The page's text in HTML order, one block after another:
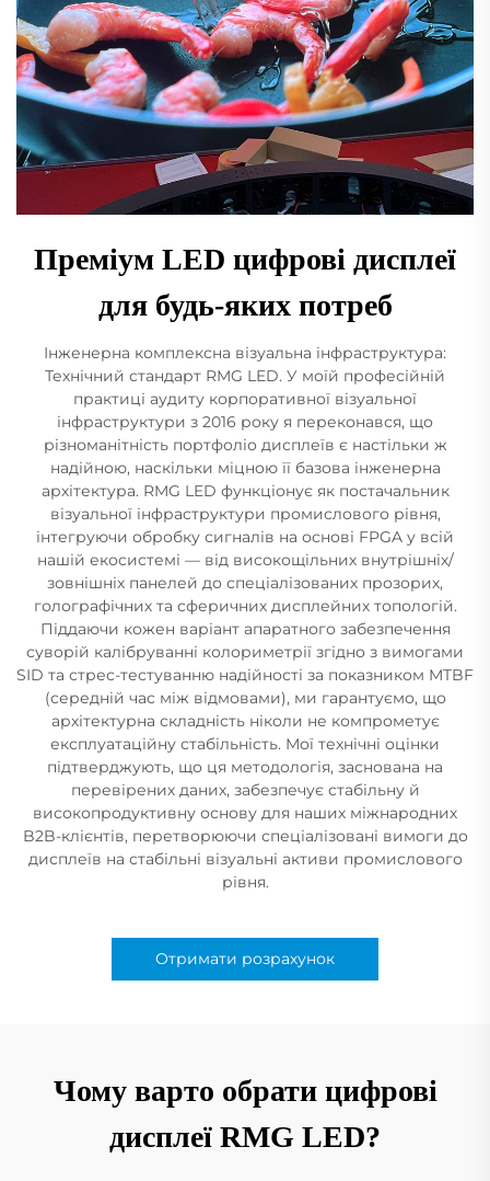
Преміум LED цифрові дисплеї
для будь-яких потреб
Інженерна комплексна візуальна інфраструктура:
Технічний стандарт RMG LED. У моїй професійній
практиці аудиту корпоративної візуальної
інфраструктури з 2016 року я переконався, що
різноманітність портфоліо дисплеїв є настільки ж
надійною, наскільки міцною її базова інженерна
архітектура. RMG LED функціонує як постачальник
візуальної інфраструктури промислового рівня,
інтегруючи обробку сигналів на основі FPGA у всій
нашій екосистемі — від високощільних внутрішніх/
зовнішніх панелей до спеціалізованих прозорих,
голографічних та сферичних дисплейних топологій.
Піддаючи кожен варіант апаратного забезпечення
суворій калібруванні колориметрії згідно з вимогами
SID та стрес-тестуванню надійності за показником MTBF
(середній час між відмовами), ми гарантуємо, що
архітектурна складність ніколи не компрометує
експлуатаційну стабільність. Мої технічні оцінки
підтверджують, що ця методологія, заснована на
перевірених даних, забезпечує стабільну й
високопродуктивну основу для наших міжнародних
B2B-клієнтів, перетворюючи спеціалізовані вимоги до
дисплеїв на стабільні візуальні активи промислового
рівня.
Отримати розрахунок
Чому варто обрати цифрові
дисплеї RMG LED?